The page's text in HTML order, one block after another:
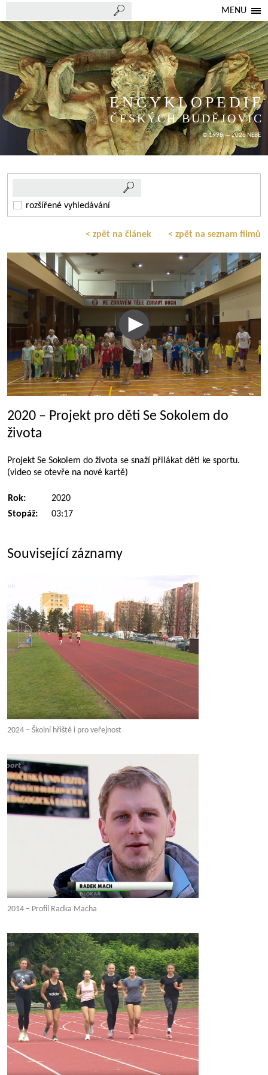
MENU
ENCYKLOPEDIE
ČESKÝCH BUDĚJOVIC
© 1998 — 2026 NEBE
rozšířené vyhledávání
< zpět na článek < zpět na seznam filmů
2020 – Projekt pro děti Se Sokolem do
života
Projekt Se Sokolem do života se snaží přilákat děti ke sportu.
(video se otevře na nové kartě)
Rok:
2020
Stopáž:
03:17
Související záznamy
2024 – Školní hřiště i pro veřejnost
2014 – Profil Radka Macha